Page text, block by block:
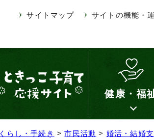
サイトマップ サイトの機能・
健康・福
くらし・手続き >市民活動 > 婚活・結婚